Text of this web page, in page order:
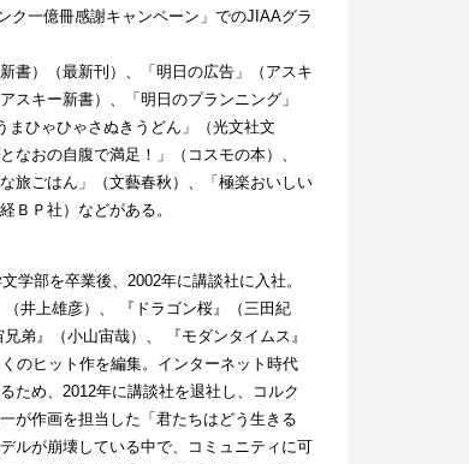
ク一億冊感謝キャンペーン」でのJIAAグラ
書）（最新刊）、「明日の広告」（アスキ
スキー新書）、「明日のプランニング」
まひゃひゃさぬきうどん」（光文社文
なおの自腹で満足！」（コスモの本）、
旅ごはん」（文藝春秋）、「極楽おいしい
ＢＰ社）などがある。
学部を卒業後、2002年に講談社に入社。
井上雄彦）、 『ドラゴン桜』（三田紀
弟』（小山宙哉）、 『モダンタイムス』
のヒット作を編集。インターネット時代
ため、2012年に講談社を退社し、コルク
が作画を担当した「君たちはどう生きる
ルが崩壊している中で、コミュニティに可